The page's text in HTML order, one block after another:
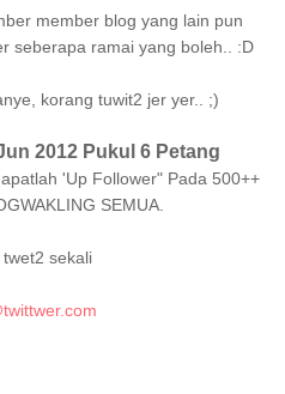
member blog yang lain pun
seberapa ramai yang boleh.. :D
korang tuwit2 jer yer.. ;)
2012 Pukul 6 Petang
'Up Follower" Pada 500++
SEMUA.
sekali